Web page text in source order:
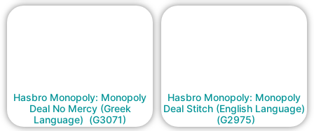
Hasbro Monopoly: Monopoly
Deal No Mercy (Greek
Language) (G3071)
Hasbro Monopoly: Monopoly
Deal Stitch (English Language)
(G2975)